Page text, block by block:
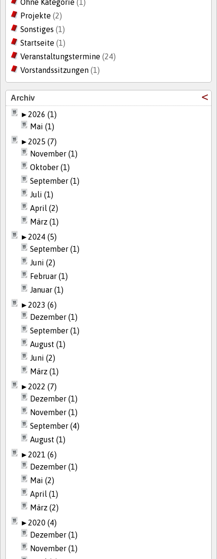
Ohne Kategorie (1)
Projekte (2)
Sonstiges (1)
Startseite (1)
Veranstaltungstermine (24)
Vorstandssitzungen (1)
Archiv
►2026 (1)
Mai (1)
►2025 (7)
November (1)
Oktober (1)
September (1)
Juli (1)
April (2)
März (1)
►2024 (5)
September (1)
Juni (2)
Februar (1)
Januar (1)
►2023 (6)
Dezember (1)
September (1)
August (1)
Juni (2)
März (1)
►2022 (7)
Dezember (1)
November (1)
September (4)
August (1)
►2021 (6)
Dezember (1)
Mai (2)
April (1)
März (2)
►2020 (4)
Dezember (1)
November (1)